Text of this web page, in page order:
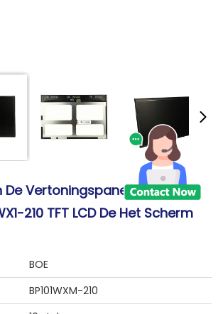
Vertoningspanelen MIPI Van
210 TFT LCD De Het Scherm
BOE
BP101WXM-210